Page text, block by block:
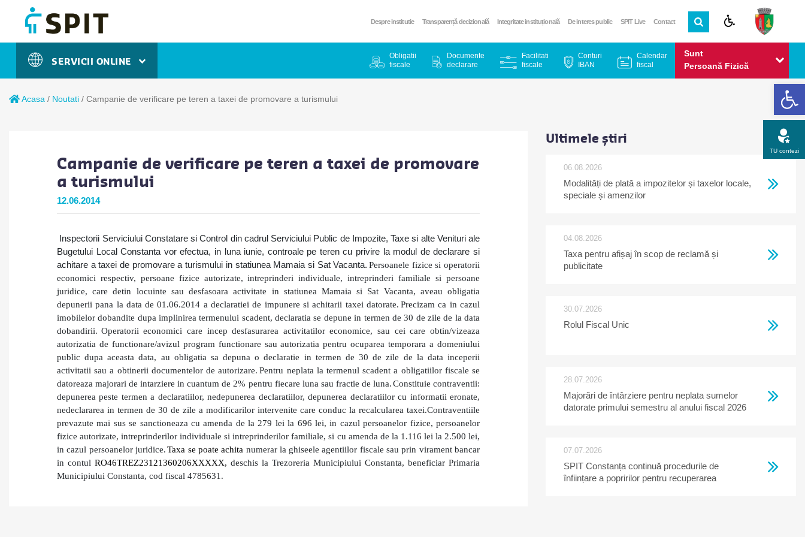
Despre institutie Transparență decizională Integritate instituțională De interes public SPIT Live Contact
SERVICII ONLINE
Sunt
Persoană Fizică
Obligatii
fiscale
Documente
declarare
Facilitati
fiscale
Conturi
IBAN
Calendar
fiscal
Acasa / Noutati / Campanie de verificare pe teren a taxei de promovare a turismului
Campanie de verificare pe teren a taxei de promovare
a turismului
12.06.2014
Inspectorii Serviciului Constatare si Control din cadrul Serviciului Public de Impozite, Taxe si alte Venituri ale
Bugetului Local Constanta vor efectua, in luna iunie, controale pe teren cu privire la modul de declarare si
achitare a taxei de promovare a turismului in statiunea Mamaia si Sat Vacanta. Persoanele fizice si operatorii
economici respectiv, persoane fizice autorizate, intreprinderi individuale, intreprinderi familiale si persoane
juridice, care detin locuinte sau desfasoara activitate in statiunea Mamaia si Sat Vacanta, aveau obligatia
depuneriipana la data de 01.06.2014 a declaratiei de impunere si achitarii taxei datorate. Precizam ca in cazul
imobilelor dobandite dupa implinirea termenului scadent, declaratia se depune in termen de 30 de zile de la data
dobandirii. Operatorii economici care incep desfasurarea activitatilor economice, sau cei care obtin/vizeaza
autorizatia de functionare/avizul program functionare sau autorizatia pentru ocuparea temporara a domeniului
public dupa aceasta data, au obligatia sa depuna o declaratie in termen de 30 de zile de la data inceperii
activitatii sau a obtinerii documentelor de autorizare. Pentru neplata la termenul scadent a obligatiilor fiscale se
datoreaza majorari de intarziere in cuantum de 2% pentru fiecare luna sau fractie de luna.Constituie contraventii:
depunerea peste termen a declaratiilor, nedepunerea declaratiilor, depunerea declaratiilor cu informatii eronate,
nedeclararea in termen de 30 de zile a modificarilor intervenite care conduc la recalcularea taxei.Contraventiile
prevazute mai sus se sanctioneaza cu amenda de la 279 lei la 696 lei, in cazul persoanelor fizice, persoanelor
fizice autorizate, intreprinderilor individuale si intreprinderilor familiale, si cu amenda de la 1.116 lei la 2.500 lei,
in cazul persoanelor juridice. Taxa se poate achita numerar la ghiseele agentiilor fiscale sau prin virament bancar
in contul RO46TREZ23121360206XXXXX, deschis la Trezoreria Municipiului Constanta, beneficiar Primaria
Municipiului Constanta, cod fiscal 4785631.
Ultimele știri
06.08.2026
Modalități de plată a impozitelor și taxelor locale,
speciale și amenzilor
04.08.2026
Taxa pentru afișaj în scop de reclamă și
publicitate
30.07.2026
Rolul Fiscal Unic
28.07.2026
Majorări de întârziere pentru neplata sumelor
datorate primului semestru al anului fiscal 2026
07.07.2026
SPIT Constanța continuă procedurile de
înființare a popririlor pentru recuperarea
TU contezi
Opinia ta
Apel gratuit
Newsletter
Program